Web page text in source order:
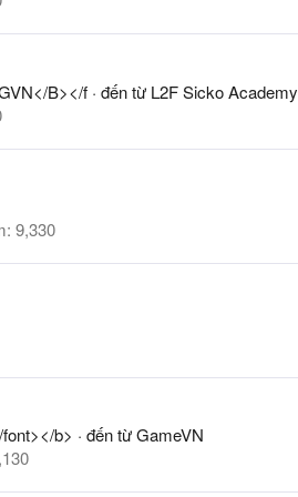
B></f · đến từ L2F Sicko Academy
9,330
b> · đến từGameVN